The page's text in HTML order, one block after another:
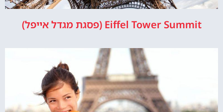
Eiffel Tower Summit (פסגת מגדל אייפל)